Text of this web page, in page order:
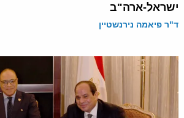
ישראל-ארה"ב
ד"ר פיאמה נירנשטיין